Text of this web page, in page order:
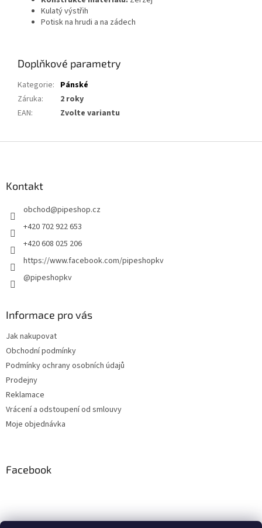
Kulatý výstřih
Potisk na hrudi a na zádech
Doplňkové parametry
Kategorie: Pánské
Záruka:
2 roky
EAN: Zvolte variantu
Kontakt
obchod@pipeshop.cz
+420 702 922 653
+420 608 025 206
https://www.facebook.com/pipeshopkv
@pipeshopkv
Informace pro vás
Jak nakupovat
Obchodní podmínky
Podmínky ochrany osobních údajů
Prodejny
Reklamace
Vrácení a odstoupení od smlouvy
Moje objednávka
Facebook
Instagram